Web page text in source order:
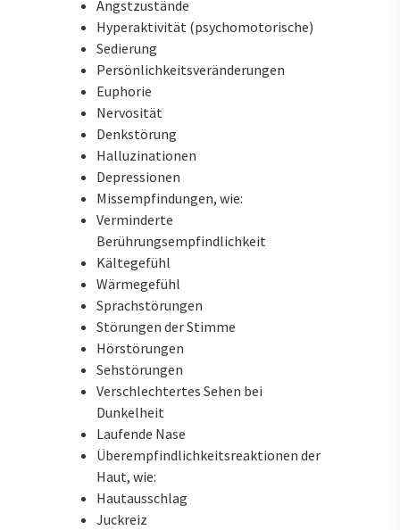
Angstzustände
Hyperaktivität (psychomotorische)
Sedierung
Persönlichkeitsveränderungen
Euphorie
Nervosität
Denkstörung
Halluzinationen
Depressionen
Missempfindungen, wie:
Verminderte
Berührungsempfindlichkeit
Kältegefühl
Wärmegefühl
Sprachstörungen
Störungen der Stimme
Hörstörungen
Sehstörungen
Verschlechtertes Sehen bei
Dunkelheit
Laufende Nase
Überempfindlichkeitsreaktionen der
Haut, wie:
Hautausschlag
Juckreiz